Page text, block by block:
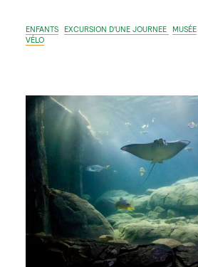
ENFANTS EXCURSION D'UNE JOURNEE MUSÉE
VÉLO